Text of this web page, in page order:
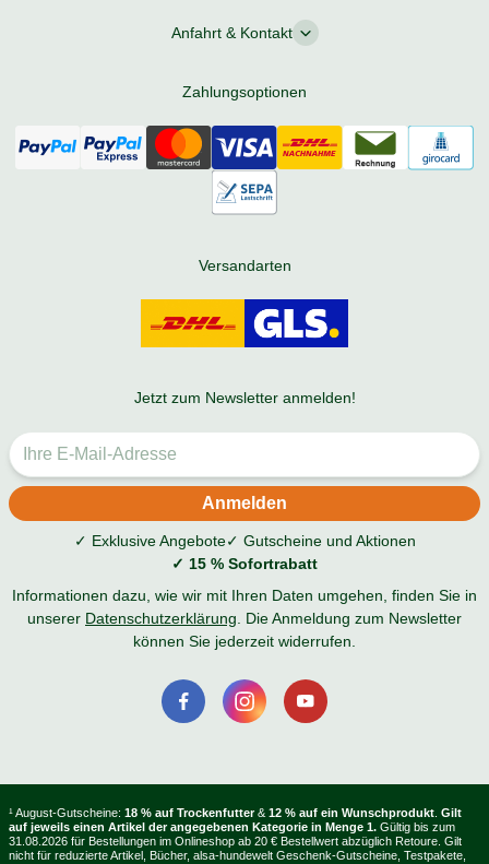
Anfahrt & Kontakt
Zahlungsoptionen
Versandarten
Jetzt zum Newsletter anmelden!
✓ Exklusive Angebote✓ Gutscheine und Aktionen
✓ 15 % Sofortrabatt
Informationen dazu, wie wir mit Ihren Daten umgehen, finden Sie in
unserer Datenschutzerklärung . Die Anmeldung zum Newsletter
können Sie jederzeit widerrufen.
¹ August-Gutscheine: 18 % auf Trockenfutter & 12 % auf ein Wunschprodukt Gilt
auf jeweils einen Artikel der angegebenen Kategorie in Menge 1. Gültig bis zum
31.08.2026 für Bestellungen im Onlineshop ab 20 € Bestellwert abzüglich Retoure. Gilt
nicht für reduzierte Artikel, Bücher, alsa-hundewelt Geschenk-Gutscheine, Testpakete,